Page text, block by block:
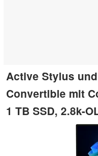
Active Stylus
Convertible mit
1 TB SSD, 2.8k-